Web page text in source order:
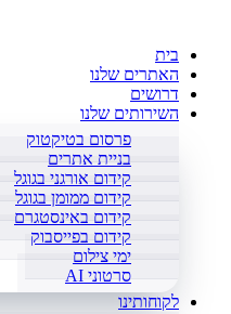
בית
האתרים שלנו
דרושים
השירותים שלנו
פרסום בטיקטוק
בניית אתרים
קידום אורגני בגוגל
קידום ממומן בגוגל
קידום באינסטגרם
קידום בפייסבוק
ימי צילום
סרטוני AI
לקוחותינו